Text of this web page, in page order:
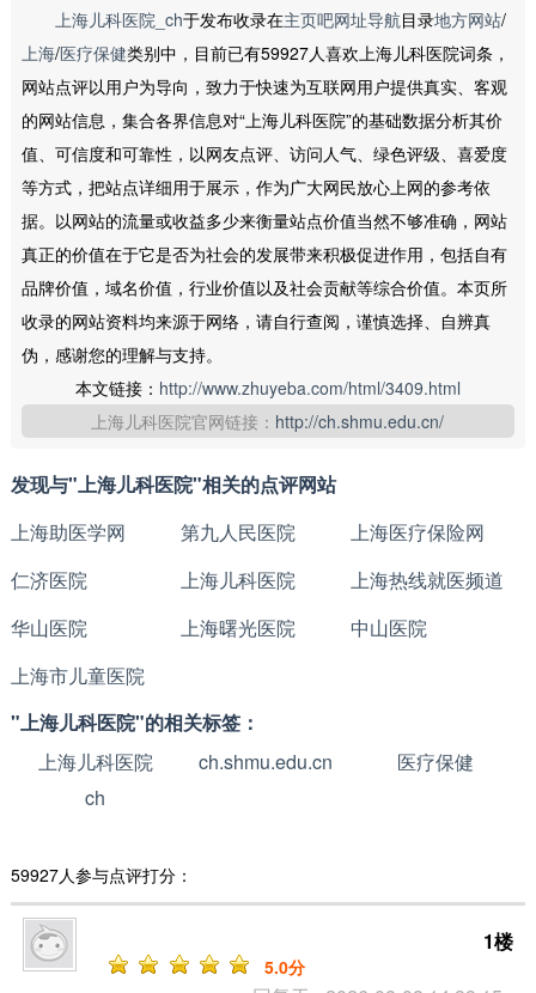
上海儿科医院_ch于发布收录在主页吧网址导航目录地方网站/
上海/医疗保健类别中，目前已有59927人喜欢上海儿科医院词条，
网站点评以用户为导向，致力于快速为互联网用户提供真实、客观
的网站信息，集合各界信息对“上海儿科医院”的基础数据分析其价
值、可信度和可靠性，以网友点评、访问人气、绿色评级、喜爱度
等方式，把站点详细用于展示，作为广大网民放心上网的参考依
据。以网站的流量或收益多少来衡量站点价值当然不够准确，网站
真正的价值在于它是否为社会的发展带来积极促进作用，包括自有
品牌价值，域名价值，行业价值以及社会贡献等综合价值。本页所
收录的网站资料均来源于网络，请自行查阅，谨慎选择、自辨真
伪，感谢您的理解与支持。
本文链接： http://www.zhuyeba.com/html/3409.html
上海儿科医院官网链接： http://ch.shmu.edu.cn/
发现与"上海儿科医院"相关的点评网站
上海助医学网
第九人民医院
上海医疗保险网
仁济医院
上海儿科医院
上海热线就医频道
华山医院
上海曙光医院
中山医院
上海市儿童医院
"上海儿科医院"的相关标签：
上海儿科医院
ch.shmu.edu.cn
医疗保健
ch
59927人参与点评打分：
1楼
5.0分